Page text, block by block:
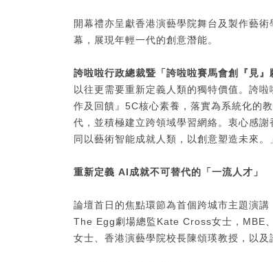
開幕禮亦呈獻香港演藝學院舞台及製作藝
幕，展現年輕一代的創意潛能。
誇啦啦行政總裁暨「誇啦啦賽馬會創『見
以往更需要重新定義人類的獨特價值。誇
作及回饋』5C核心素養，落實為系統化的
代，並積極建立跨領域學習網絡。衷心感
同以藝術智能成就人類，以創意塑造未來。
重新定義 AI成就不可替代的「一流人才」
論壇首日的焦點環節為首個跨城市主題演
The Egg劇場總監Kate Cross女士，MBE
女士、香港演藝學院校長陳頌瑛教授，以